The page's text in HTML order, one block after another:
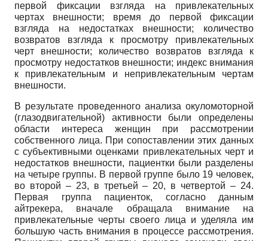
первой фиксации взгляда на привлекательных
чертах внешности; время до первой фиксации
взгляда на недостатках внешности; количество
возвратов взгляда к просмотру привлекательных
черт внешности; количество возвратов взгляда к
просмотру недостатков внешности; индекс внимания
к привлекательным и непривлекательным чертам
внешности.
В результате проведенного анализа окуломоторной
(глазодвигательной) активности были определены
области интереса женщин при рассмотрении
собственного лица. При сопоставлении этих данных
с субъективными оценками привлекательных черт и
недостатков внешности, пациентки были разделены
на четыре группы. В первой группе было 19 человек,
во второй – 23, в третьей – 20, в четвертой – 24.
Первая группа пациенток, согласно данным
айтрекера, вначале обращала внимание на
привлекательные черты своего лица и уделяла им
большую часть внимания в процессе рассмотрения.